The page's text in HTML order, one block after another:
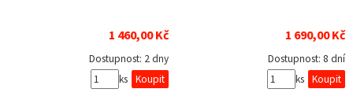
1 460,00 Kč
Dostupnost: 2 dny
ks
1 690,00 Kč
Dostupnost: 8 dní
ks